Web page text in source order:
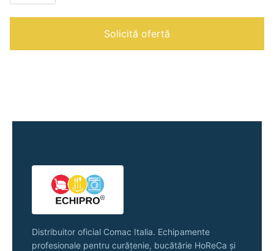
Solicită ofertă
Distribuitor oficial Comac Italia. Echipamente
profesionale pentru curățenie, bucătărie HoReCa și